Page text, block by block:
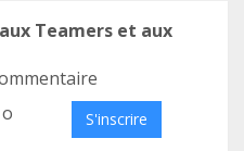
Teamers et aux
o S'inscrire